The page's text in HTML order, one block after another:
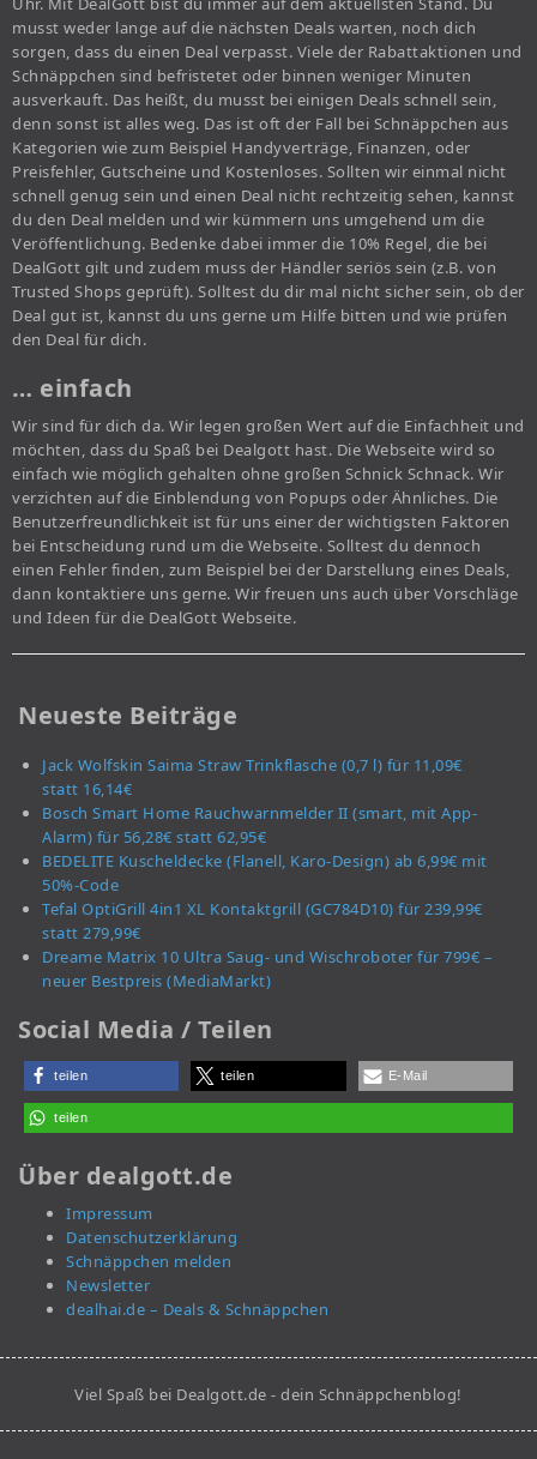
musst weder lange auf die nächsten Deals warten, noch dich
sorgen, dass du einen Deal verpasst. Viele der Rabattaktionen und
Schnäppchen sind befristetet oder binnen weniger Minuten
ausverkauft. Das heißt, du musst bei einigen Deals schnell sein,
denn sonst ist alles weg. Das ist oft der Fall bei Schnäppchen aus
Kategorien wie zum Beispiel Handyverträge, Finanzen, oder
Preisfehler, Gutscheine und Kostenloses. Sollten wir einmal nicht
schnell genug sein und einen Deal nicht rechtzeitig sehen, kannst
du den Deal melden und wir kümmern uns umgehend um die
Veröffentlichung. Bedenke dabei immer die 10% Regel, die bei
DealGott gilt und zudem muss der Händler seriös sein (z.B. von
Trusted Shops geprüft). Solltest du dir mal nicht sicher sein, ob der
Deal gut ist, kannst du uns gerne um Hilfe bitten und wie prüfen
den Deal für dich.
… einfach
Wir sind für dich da. Wir legen großen Wert auf die Einfachheit und
möchten, dass du Spaß bei Dealgott hast. Die Webseite wird so
einfach wie möglich gehalten ohne großen Schnick Schnack. Wir
verzichten auf die Einblendung von Popups oder Ähnliches. Die
Benutzerfreundlichkeit ist für uns einer der wichtigsten Faktoren
bei Entscheidung rund um die Webseite. Solltest du dennoch
einen Fehler finden, zum Beispiel bei der Darstellung eines Deals,
dann kontaktiere uns gerne. Wir freuen uns auch über Vorschläge
und Ideen für die DealGott Webseite.
Neueste Beiträge
Jack Wolfskin Saima Straw Trinkflasche (0,7 l) für 11,09€
statt 16,14€
Bosch Smart Home Rauchwarnmelder II (smart, mit App-
Alarm) für 56,28€ statt 62,95€
BEDELITE Kuscheldecke (Flanell, Karo-Design) ab 6,99€ mit
50%-Code
Tefal OptiGrill 4in1 XL Kontaktgrill (GC784D10) für 239,99€
statt 279,99€
Dreame Matrix 10 Ultra Saug- und Wischroboter für 799€ –
neuer Bestpreis (MediaMarkt)
Social Media / Teilen
teilen teilen E-Mail
teilen
Über dealgott.de
Impressum
Datenschutzerklärung
Schnäppchen melden
Newsletter
dealhai.de – Deals & Schnäppchen
Viel Spaß bei Dealgott.de - dein Schnäppchenblog!